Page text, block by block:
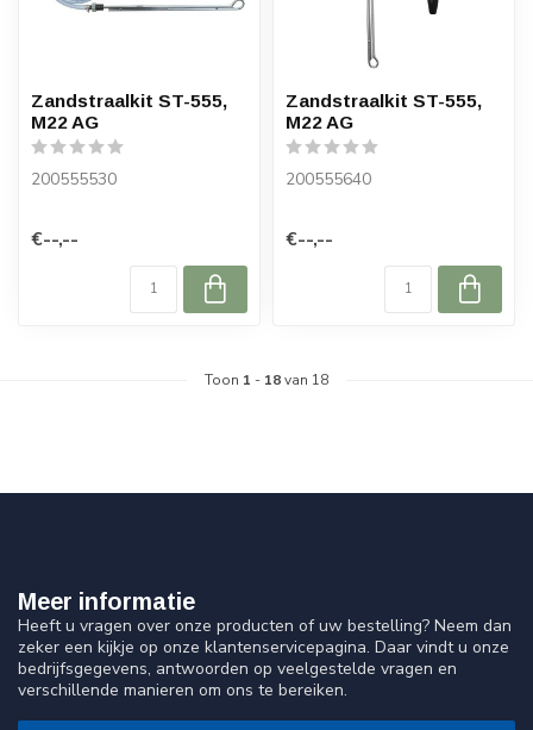
Zandstraalkit ST-555,
M22 AG
200555530
€--,--
Zandstraalkit ST-555,
M22 AG
200555640
€--,--
Toon 1 - 18van 18
Meer informatie
Heeft u vragen over onze producten of uw bestelling? Neem dan
zeker een kijkje op onze klantenservicepagina. Daar vindt u onze
bedrijfsgegevens, antwoorden op veelgestelde vragen en
verschillende manieren om ons te bereiken.